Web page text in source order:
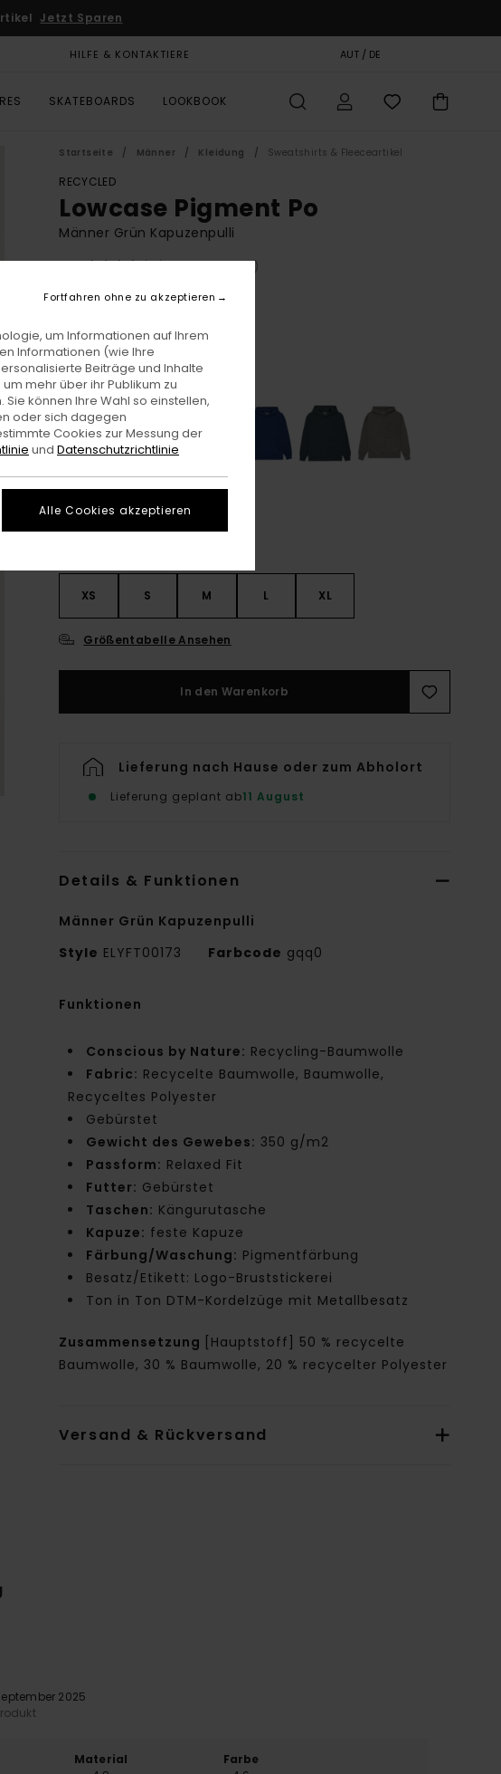
Jetzt Sparen
HILFE & KONTAKTIERE AUT / DE
SKATEBOARDS LOOKBOOK
Startseite Männer Kleidung Sweatshirts & Fleeceartikel
RECYCLED
Lowcase Pigment Po
Männer Grün Kapuzenpulli
4.8
(25 Bewertungen)
ECO-BONUS
FarbeBronze Green
XS S M L XL
Größentabelle Ansehen
In den Warenkorb
Lieferung nach Hause oder zum Abholort
Lieferung geplant ab11 August
Details & Funktionen
Männer Grün Kapuzenpulli
Style ELYFT00173 Farbcode gqq0
Funktionen
Conscious by Nature: Recycling-Baumwolle
Fabric: Recycelte Baumwolle, Baumwolle,
Recyceltes Polyester
Gebürstet
Gewicht des Gewebes: 350 g/m2
Passform: Relaxed Fit
Futter: Gebürstet
Taschen: Kängurutasche
Kapuze: feste Kapuze
Färbung/Waschung: Pigmentfärbung
Besatz/Etikett: Logo-Bruststickerei
Ton in Ton DTM-Kordelzüge mit Metallbesatz
Zusammensetzung [Hauptstoff] 50 % recycelte
Baumwolle, 30 % Baumwolle, 20 % recycelter Polyester
Versand & Rückversand
2025
Material
Farbe
um Informationen auf Ihrem
Informationen (wie Ihre
Beiträge und Inhalte
mehr über ihr Publikum zu
können Ihre Wahl so einstellen,
oder sich dagegen
Cookies zur Messung der
und Datenschutzrichtlinie
Fortfahren ohne zu akzeptieren
Alle Cookies akzeptieren